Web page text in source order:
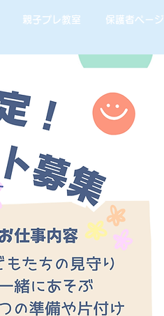
親子プレ教室 保護者ページ